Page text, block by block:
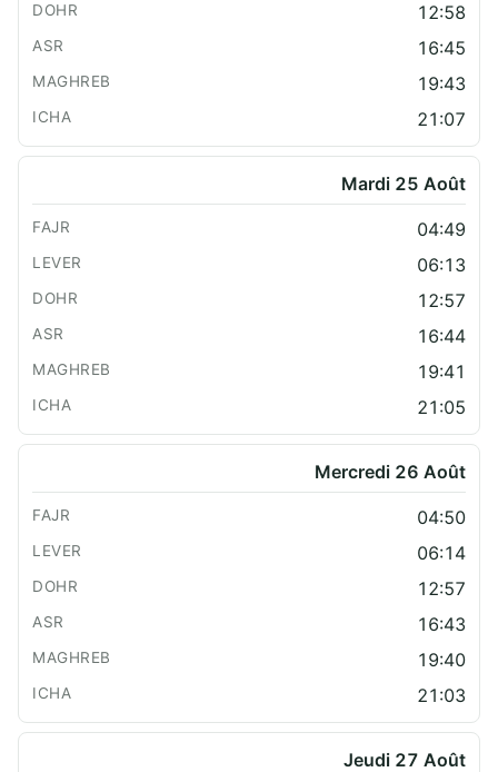
12:58
16:45
19:43
21:07
Mardi 25 Août
04:49
06:13
12:57
16:44
19:41
21:05
Mercredi 26 Août
04:50
06:14
12:57
16:43
19:40
21:03
Jeudi 27 Août